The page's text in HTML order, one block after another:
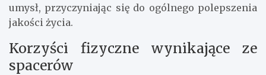
umysł, przyczyniając się do ogólnego polepszenia
jakości życia.
Korzyści fizyczne wynikające ze
spacerów